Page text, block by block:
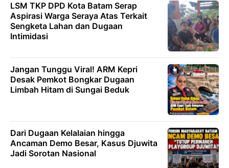
LSM TKP DPD Kota Batam Serap
Aspirasi Warga Seraya Atas Terkait
Sengketa Lahan dan Dugaan
Intimidasi
Jangan Tunggu Viral! ARM Kepri
Desak Pemkot Bongkar Dugaan
Limbah Hitam di Sungai Beduk
Dari Dugaan Kelalaian hingga
Ancaman Demo Besar, Kasus Djuwita
Jadi Sorotan Nasional